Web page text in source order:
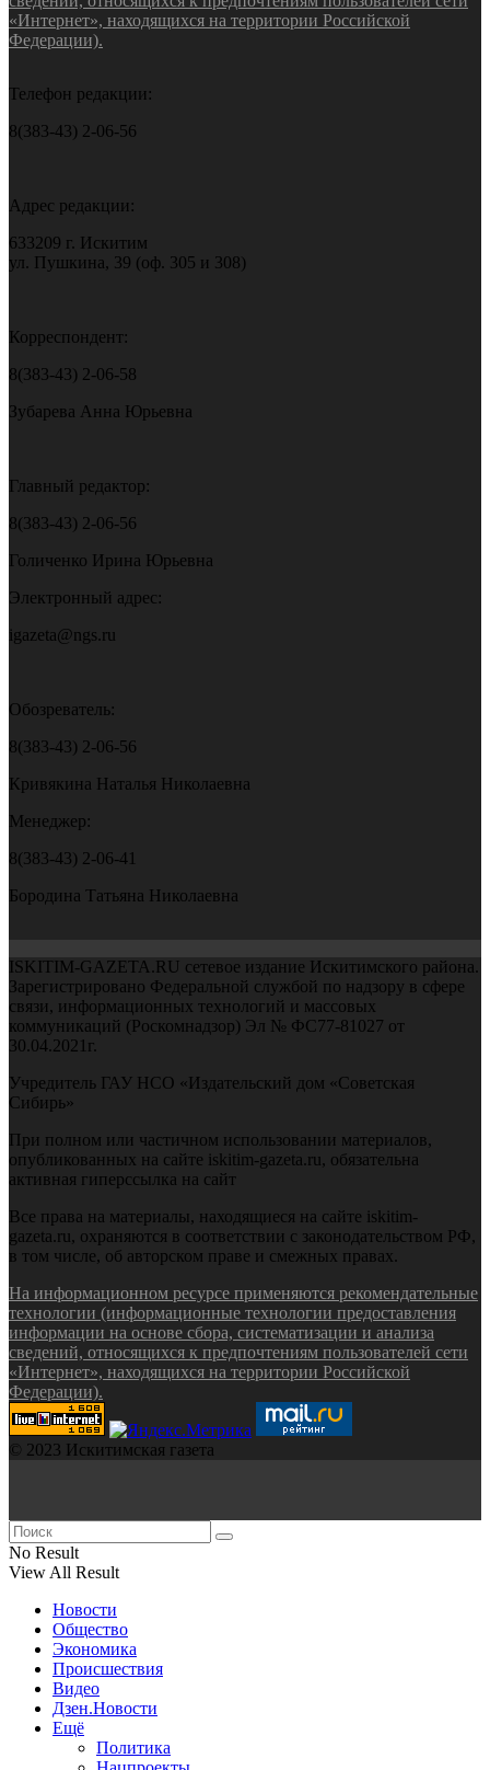
«Интернет», находящихся на территории Российской
Федерации).
Телефон редакции:
8(383-43) 2-06-56
Адрес редакции:
633209 г. Искитим
ул. Пушкина, 39 (оф. 305 и 308)
Корреспондент:
8(383-43) 2-06-58
Зубарева Анна Юрьевна
Главный редактор:
8(383-43) 2-06-56
Голиченко Ирина Юрьевна
Электронный адрес:
igazeta@ngs.ru
Обозреватель:
8(383-43) 2-06-56
Кривякина Наталья Николаевна
Менеджер:
8(383-43) 2-06-41
Бородина Татьяна Николаевна
ISKITIM-GAZETA.RU сетевое издание Искитимского района.
Зарегистрировано Федеральной службой по надзору в сфере
связи, информационных технологий и массовых
коммуникаций (Роскомнадзор) Эл № ФС77-81027 от
30.04.2021г.
Учредитель ГАУ НСО «Издательский дом «Советская
Сибирь»
При полном или частичном использовании материалов,
опубликованных на сайте iskitim-gazeta.ru, обязательна
активная гиперссылка на сайт
Все права на материалы, находящиеся на сайте iskitim-
gazeta.ru, охраняются в соответствии с законодательством РФ,
в том числе, об авторском праве и смежных правах.
На информационном ресурсе применяются рекомендательные
технологии (информационные технологии предоставления
информации на основе сбора, систематизации и анализа
сведений, относящихся к предпочтениям пользователей сети
«Интернет», находящихся на территории Российской
Федерации).
© 2023 Искитимская газета
No Result
View All Result
Новости
Общество
Экономика
Происшествия
Видео
Дзен.Новости
Ещё
Политика